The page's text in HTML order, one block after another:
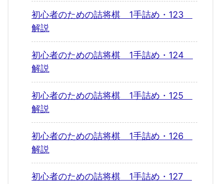
初心者のための詰将棋 1手詰め・123
解説
初心者のための詰将棋 1手詰め・124
解説
初心者のための詰将棋 1手詰め・125
解説
初心者のための詰将棋 1手詰め・126
解説
初心者のための詰将棋 1手詰め・127